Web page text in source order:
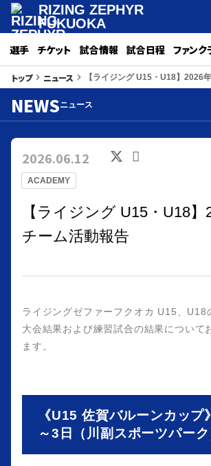
RIZING ZEPHYR
FUKUOKA
選手 チケット 試合情報 試合日程 ファンク
トップkeyboard_arrow_right ニュース keyboard_arrow_right 【ライジング U15・U18】2026
NEWSニュース
ACADEMY
2026.06.12
【ライジング U15・U18】
チーム活動報告
ライジングゼファーフクオカ U15、U18
大会結果および練習試合の結果について
ます。
《U15 佐賀バルーンカップ
～3日（川副スポーツパーク